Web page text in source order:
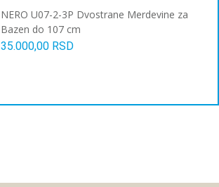
NERO U07-2-3P Dvostrane Merdevine za
Bazen do 107 cm
35.000,00 RSD